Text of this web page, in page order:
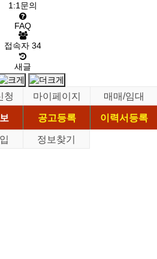
1:1문의
FAQ
접속자 34
새글
청 마이페이지
매매/임대
공고등록
이력서등록
정보찾기